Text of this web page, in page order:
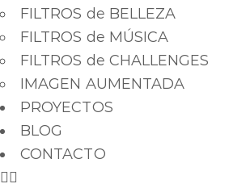
FILTROS de BELLEZA
FILTROS de MÚSICA
FILTROS de CHALLENGES
IMAGEN AUMENTADA
PROYECTOS
BLOG
CONTACTO